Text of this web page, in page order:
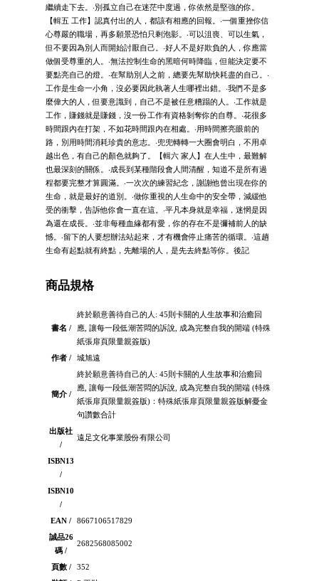
繼續走下去。‧別孤立自己在迷茫中度過，你依然是堅強的你。
【輯五 工作】認真付出的人，都該有相應的回報。‧一個重挫你信
心尊嚴的職場，再多願景恐怕只剩泡影。‧可以沮喪、可以生氣，
但不要因為別人而開始討厭自己。‧好人不是好欺負的人，你應當
做個受尊重的人。‧無法控制生命的黑暗何時降臨，但能決定要不
要點亮自己的燈。‧在幫助別人之前，總要先幫助快耗盡的自己。‧
工作是生命一小角，沒必要因此執著人生哪裡出錯。‧我們不是多
麼偉大的人，但要意識到，自己不是被任意糟蹋的人。‧工作就是
工作，賺錢就是賺錢，沒一份工作有資格剝奪你的自尊。‧花很多
時間跟內在打架，不如花時間跟內在相處。‧用時間擦亮眼前的
路，別用時間消耗珍貴的意志。‧兜兜轉轉一大圈會明白，不用卓
越出色，有自己的顏色就夠了。【輯六 家人】在人生中，最難解
也最深刻的關係。‧成長到某種階段會人間清醒，知道不是所有過
程都要完整才算圓滿。‧一次次的練習紀念，謝謝他曾出現在你的
生命，就是最好的道別。‧做你重視的人生命中的安全帶，減緩他
受的衝擊，告訴他你會一直在這。‧平凡本身就是幸福，迷惘是因
為還在成長。‧並非每種血緣都有愛，你的存在不是彌補前人的缺
憾。‧留下的人要想辦法站起來，才有機會停止痛苦的循環。‧這趟
生命有起點就有終點，先離場的人，是先去終點等你。後記
商品規格
書名 /
終於願意善待自己的人: 45則卡關的人生故事和治癒回
應, 讓每一段低潮苦悶的訴說, 成為完整自我的開端 (特殊
紙張扉頁限量親簽版)
作者 /
城旭遠
簡介 /
終於願意善待自己的人: 45則卡關的人生故事和治癒回
應, 讓每一段低潮苦悶的訴說, 成為完整自我的開端 (特殊
紙張扉頁限量親簽版)：特殊紙張扉頁限量親簽版解憂金
句讚數合計
出版社
/
遠足文化事業股份有限公司
ISBN13
/
ISBN10
/
EAN /
8667106517829
誠品26
碼 /
2682568085002
頁數 /
352